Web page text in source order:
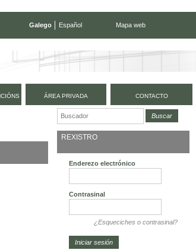
Galego Español Mapa web
ÁREA PRIVADA CONTACTO
REXISTRO
Enderezo electrónico
Contrasinal
¿Esqueciches o contrasinal?